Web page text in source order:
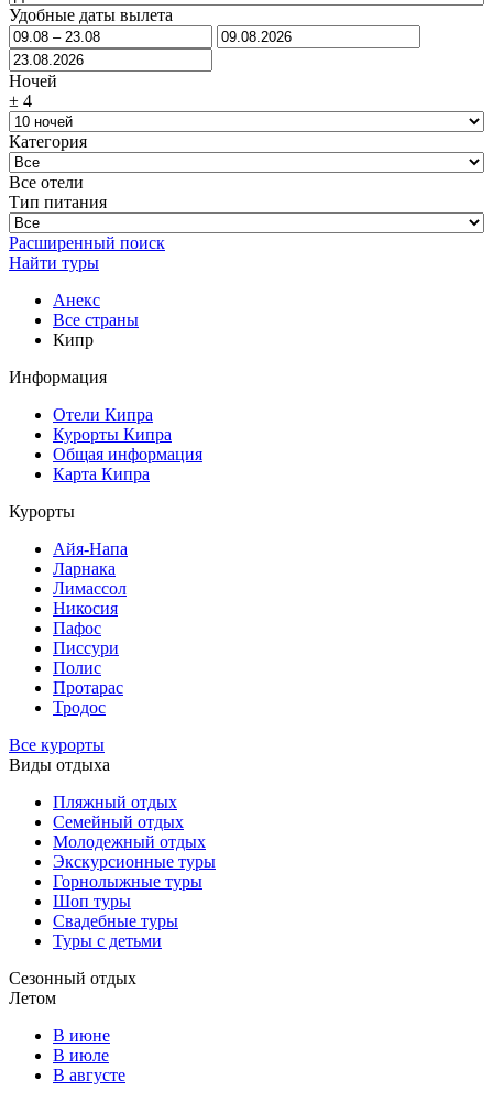
Удобные даты вылета
Ночей
± 4
Категория
Все отели
Тип питания
Расширенный поиск
Найти туры
Анекс
Все страны
Кипр
Информация
Отели Кипра
Курорты Кипра
Общая информация
Карта Кипра
Курорты
Айя-Напа
Ларнака
Лимассол
Никосия
Пафос
Писсури
Полис
Протарас
Тродос
Все курорты
Виды отдыха
Пляжный отдых
Семейный отдых
Молодежный отдых
Экскурсионные туры
Горнолыжные туры
Шоп туры
Свадебные туры
Туры с детьми
Сезонный отдых
Летом
В июне
В июле
В августе